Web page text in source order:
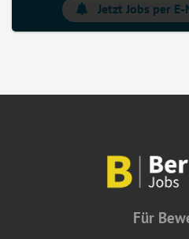
Jetzt Jobs per
Für